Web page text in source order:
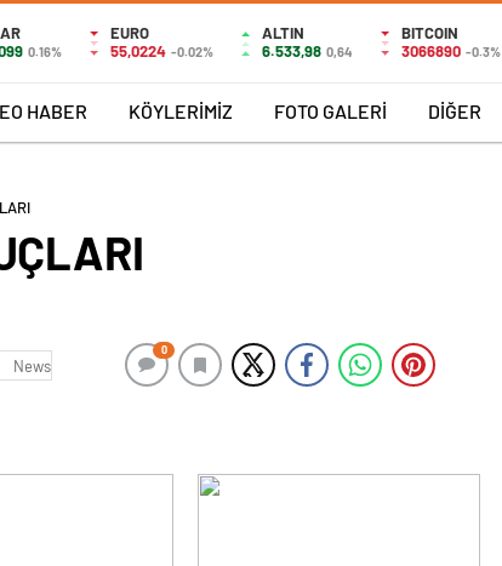
0.16%
EURO
55,0224 -0.02%
ALTIN
6.533,98 0,64
BITCOIN
3066890 -0.3%
HABER KÖYLERİMİZ FOTO GALERİ DİĞER
News
0